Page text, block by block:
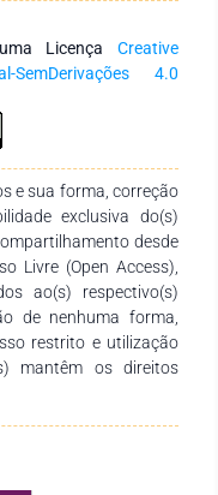
do sistema
que ocorre nas
desordenado
falta de saneamento
a baixa qualidade de
a urgência da adoção
Lagunar de
aquáticos,
Licença Creative
SemDerivações 4.0
e sua forma, correção
exclusiva do(s)
desde
Livre (Open Access),
ao(s) respectivo(s)
de nenhuma forma,
restrito e utilização
mantêm os direitos